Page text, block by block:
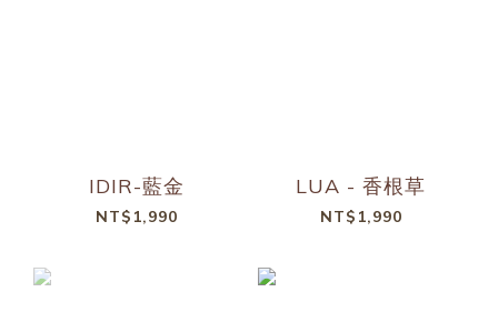
IDIR-藍金
NT$1,990
LUA - 香根草
NT$1,990